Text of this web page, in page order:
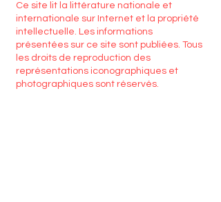
Ce site lit la littérature nationale et
internationale sur Internet et la propriété
intellectuelle. Les informations
présentées sur ce site sont publiées. Tous
les droits de reproduction des
représentations iconographiques et
photographiques sont réservés.